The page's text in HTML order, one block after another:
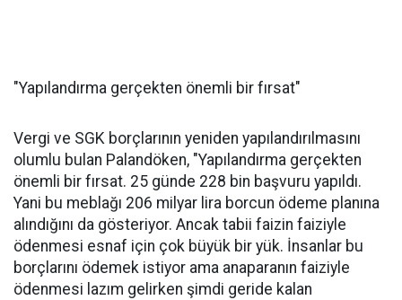
"Yapılandırma gerçekten önemli bir fırsat"
Vergi ve SGK borçlarının yeniden yapılandırılmasını
olumlu bulan Palandöken, "Yapılandırma gerçekten
önemli bir fırsat. 25 günde 228 bin başvuru yapıldı.
Yani bu meblağı 206 milyar lira borcun ödeme planına
alındığını da gösteriyor. Ancak tabii faizin faiziyle
ödenmesi esnaf için çok büyük bir yük. İnsanlar bu
borçlarını ödemek istiyor ama anaparanın faiziyle
ödenmesi lazım gelirken şimdi geride kalan